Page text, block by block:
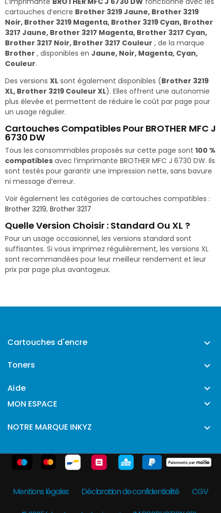
cartouches d’encre Brother 3219 Jaune, Brother 3219
Noir, Brother 3219 Magenta, Brother 3219 Cyan, Brother
3217 Jaune, Brother 3217 Magenta, Brother 3217 Cyan,
Brother 3217 Noir, Brother 3217 Couleur , de la marque
Brother , disponibles en Jaune, Noir, Magenta, Cyan,
Couleur.
Des versions XL sont également disponibles (Brother 3219
XL, Brother 3219 Couleur XL). Elles offrent une autonomie
plus élevée et permettent de réduire le coût par page pour
un usage régulier.
Cartouches Compatibles Pour BROTHER MFC J
6730 DW
Tous les consommables proposés sur cette page sont 100 %
compatibles avec l’imprimante BROTHER MFC J 6730 DW. Ils
sont testés pour garantir une impression nette, sans bavure
ni message d’erreur.
Voir également les catégories de cartouches compatibles :
Brother 3219, Brother 3217
Quelle Version Choisir : Standard Ou XL ?
Pour un usage occasionnel, les versions standard sont
suffisantes. Si vous imprimez régulièrement, les versions XL
sont recommandées pour leur meilleur rendement et leur
prix par page plus avantageux.
Cartouches d'encre 
Toners 
Aide 
MON ESPACE 
NOTRE MARQUE INKYZ 
Mentions légales Déclaration de confidentialité CGV